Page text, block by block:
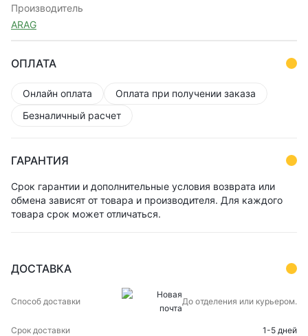
Производитель
ARAG
ОПЛАТА
Онлайн оплата
Оплата при получении заказа
Безналичный расчет
ГАРАНТИЯ
Срок гарантии и дополнительные условия возврата или
обмена зависят от товара и производителя. Для каждого
товара срок может отличаться.
ДОСТАВКА
ДОСТАВКИДОСТАВКИ
ЦЕНА До отделения или курьером.
1-5 дней